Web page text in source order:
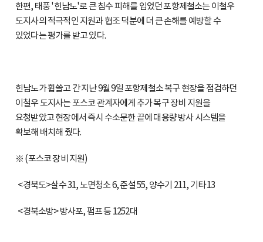
한편, 태풍 '힌남노'로 큰 침수 피해를 입었던 포항제철소는 이철우
도지사의 적극적인 지원과 협조 덕분에 더 큰 손해를 예방할 수
있었다는 평가를 받고 있다.
힌남노가 휩쓸고 간 지난 9월 9일 포항제철소 복구 현장을 점검하던
이철우 도지사는 포스코 관계자에게 추가 복구 장비 지원을
요청받았고 현장에서 즉시 수소문한 끝에 대용량 방사 시스템을
확보해 배치해 줬다.
※ (포스코 장비 지원)
<경북도>살수 31, 노면청소 6, 준설 55, 양수기 211, 기타 13
<경북소방> 방사포, 펌프 등 1252대